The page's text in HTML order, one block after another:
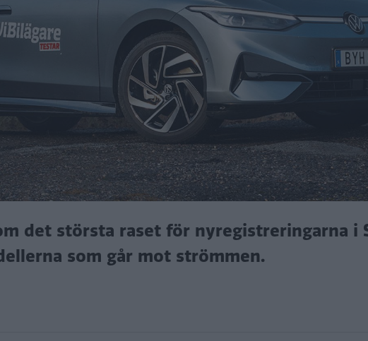
det största raset för nyregistreringarna i
som går mot strömmen.